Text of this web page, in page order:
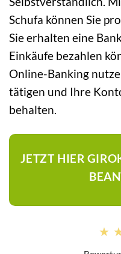
Schufa können Sie
Sie erhalten eine
Einkäufe bezahlen
Online-Banking
tätigen und Ihre
behalten.
JETZT HIER